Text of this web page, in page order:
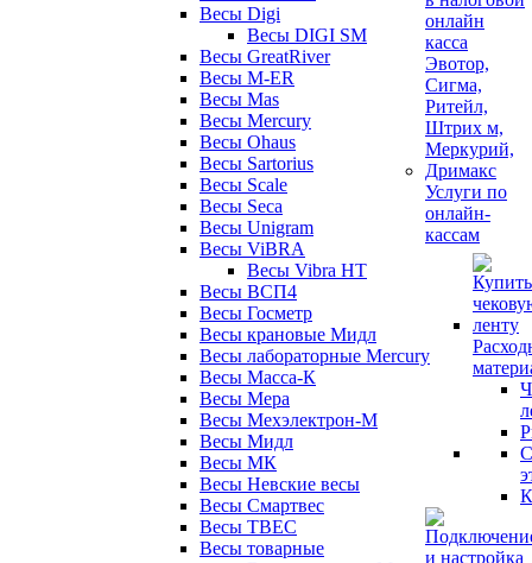
Весы Digi
Весы DIGI SM
Весы GreatRiver
Весы M-ER
Весы Mas
Весы Mercury
Весы Ohaus
Весы Sartorius
Весы Scale
Весы Seca
Весы Unigram
Весы ViBRA
Весы Vibra HT
Весы ВСП4
Весы Госметр
Весы крановые Мидл
Весы лабораторные Mercury
Весы Масса-К
Весы Мера
Весы Мехэлектрон-М
Весы Мидл
Весы МК
Весы Невские весы
Весы Смартвес
Весы ТВЕС
Весы товарные
Услуги по
онлайн-
кассам